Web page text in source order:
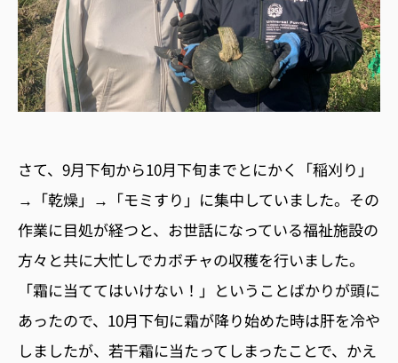
さて、9月下旬から10月下旬までとにかく「稲刈り」
→「乾燥」→「モミすり」に集中していました。その
作業に目処が経つと、お世話になっている福祉施設の
方々と共に大忙しでカボチャの収穫を行いました。
「霜に当ててはいけない！」ということばかりが頭に
あったので、10月下旬に霜が降り始めた時は肝を冷や
しましたが、若干霜に当たってしまったことで、かえ